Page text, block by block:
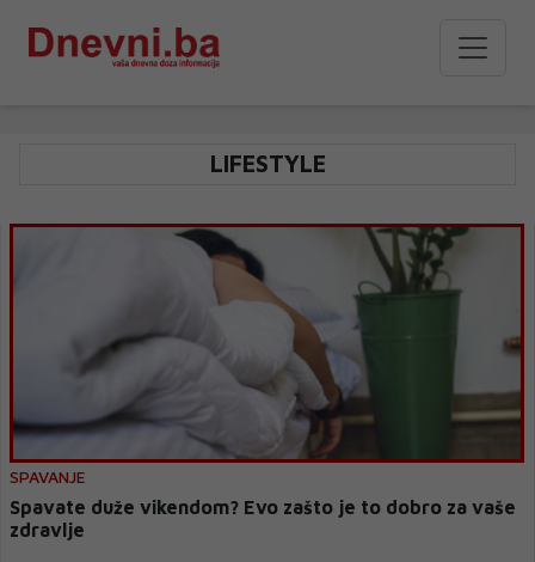
LIFESTYLE
SPAVANJE
Spavate duže vikendom? Evo zašto je to dobro za vaše
zdravlje